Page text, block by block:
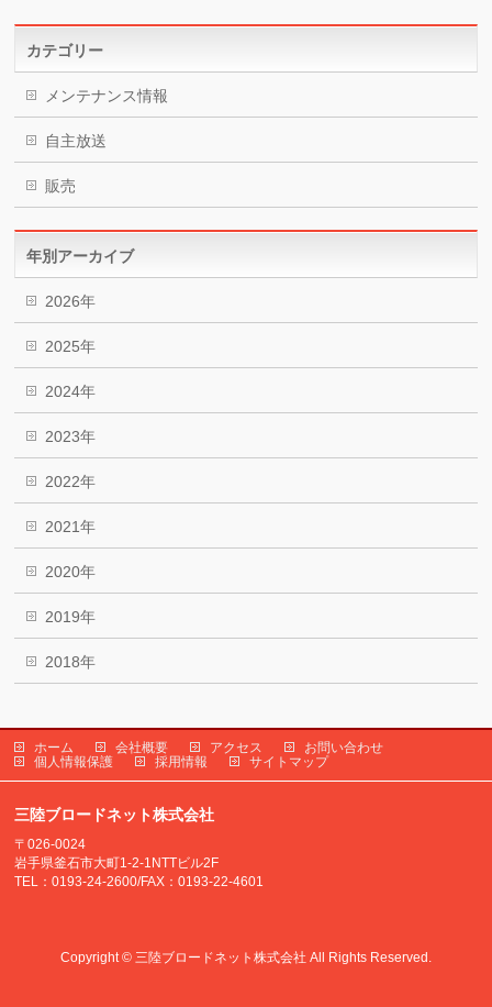
カテゴリー
メンテナンス情報
自主放送
販売
年別アーカイブ
2026年
2025年
2024年
2023年
2022年
2021年
2020年
2019年
2018年
ホーム 会社概要 アクセス
お問い合わせ
個人情報保護
採用情報 サイトマップ
三陸ブロードネット株式会社
〒026-0024
岩手県釜石市大町1-2-1NTTビル2F
TEL：0193-24-2600/FAX：0193-22-4601
Copyright © 三陸ブロードネット株式会社 All Rights Reserved.